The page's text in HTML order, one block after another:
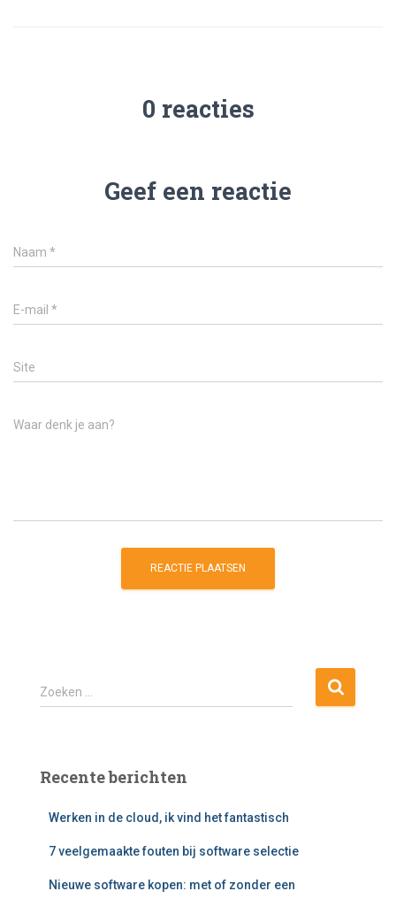
0 reacties
Geef een reactie
Naam *
E-mail *
Site
Waar denk je aan?
Z
o
n
Zoeken …
Recente berichten
Werken in de cloud, ik vind het fantastisch
7 veelgemaakte fouten bij software selectie
Nieuwe software kopen: met of zonder een